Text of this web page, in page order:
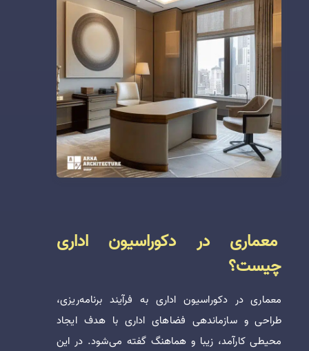
معماری در دکوراسیون اداری
چیست؟
معماری در دکوراسیون اداری به فرآیند برنامه‌ریزی،
طراحی و سازماندهی فضاهای اداری با هدف ایجاد
محیطی کارآمد، زیبا و هماهنگ گفته می‌شود. در این